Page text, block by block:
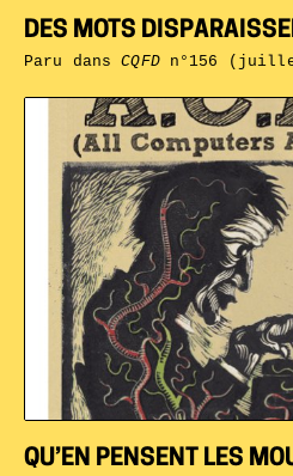
QU’EN PENSENT LES
DES MOTS
Paru dansCQFDn°156